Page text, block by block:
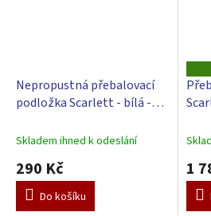
Nepropustná přebalovací
podložka Scarlett - bílá -
Skladem ihned k odeslání
290 Kč
Do košíku
1